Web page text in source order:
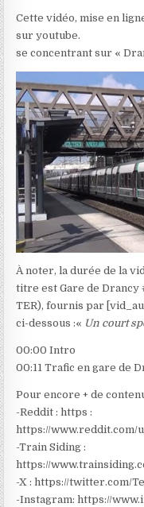
Cette vidéo, mise en
sur youtube.
se concentrant sur «
À noter, la durée de la
titre est Gare de Drancy
TER), fournis par
ci-dessous :« Un court
00:00 Intro
00:11 Trafic en gare de
Pour encore + de
-Reddit : https :
https://www.reddit.com/
-Train Siding :
https://
-X : https://twitter.com/
-Instagram: https://